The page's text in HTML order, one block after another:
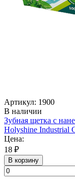
Артикул: 1900
В наличии
Зубная щетка с
Holyshine Industrial
Цена:
18 ₽
В корзину